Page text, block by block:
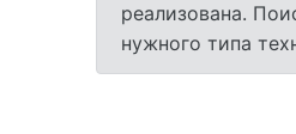
реализована.
нужного типа